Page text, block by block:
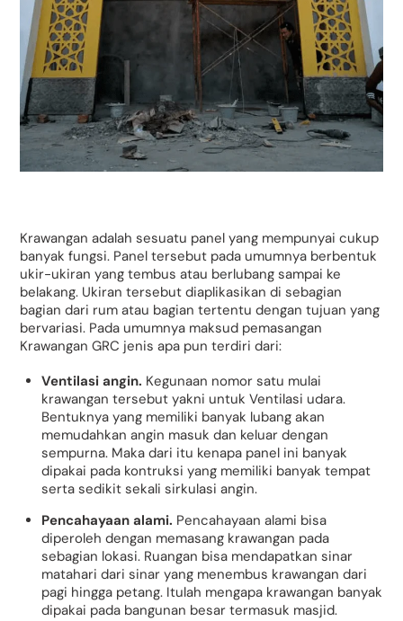
Krawangan adalah sesuatu panel yang mempunyai cukup
banyak fungsi. Panel tersebut pada umumnya berbentuk
ukir-ukiran yang tembus atau berlubang sampai ke
belakang. Ukiran tersebut diaplikasikan di sebagian
bagian dari rum atau bagian tertentu dengan tujuan yang
bervariasi. Pada umumnya maksud pemasangan
Krawangan GRC jenis apa pun terdiri dari:
Ventilasi angin. Kegunaan nomor satu mulai
krawangan tersebut yakni untuk Ventilasi udara.
Bentuknya yang memiliki banyak lubang akan
memudahkan angin masuk dan keluar dengan
sempurna. Maka dari itu kenapa panel ini banyak
dipakai pada kontruksi yang memiliki banyak tempat
serta sedikit sekali sirkulasi angin.
Pencahayaan alami. Pencahayaan alami bisa
diperoleh dengan memasang krawangan pada
sebagian lokasi. Ruangan bisa mendapatkan sinar
matahari dari sinar yang menembus krawangan dari
pagi hingga petang. Itulah mengapa krawangan banyak
dipakai pada bangunan besar termasuk masjid.